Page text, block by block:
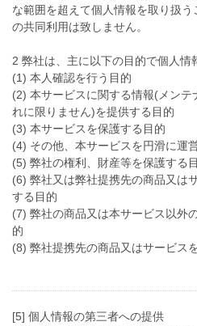
な範囲を超えて個人情報を取り扱
の共同利用は致しません。
2 弊社は、主に以下の目的で個人情
(1) 本人確認を行う目的
(2) 本サービスに関する情報(メンテ
れに限りません)を提供する目的
(3) 本サービスを保護する目的
(4) その他、本サービスを円滑に運
(5) 弊社の権利、財産等を保護する
(6) 弊社又は弊社提携先の商品又は
する目的
(7) 弊社の商品又は本サービス以外
的
(8) 弊社提携先の商品又はサービス
[5] 個人情報の第三者への提供